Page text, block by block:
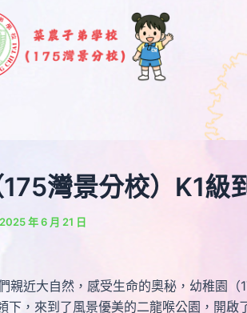
灣景分校）K1級
2025 年 6 月 21 日
大自然，感受生命的奧秘，幼稚園（
下，來到了風景優美的二龍喉公園，開啟